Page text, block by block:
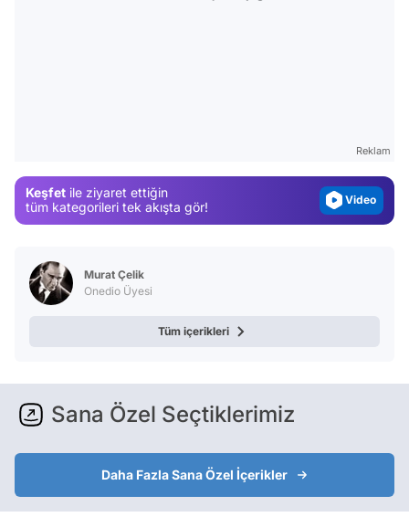
Reklam
Keşfet ile ziyaret ettiğin
tüm kategorileri tek akışta gör!
Video
Murat Çelik
Onedio Üyesi
Tüm içerikleri
Sana Özel Seçtiklerimiz
Daha Fazla Sana Özel İçerikler